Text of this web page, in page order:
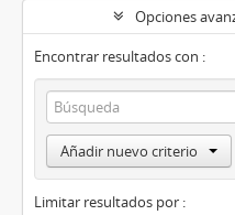
Opciones
Encontrar resultados con :
Añadir nuevo criterio
Limitar resultados por :